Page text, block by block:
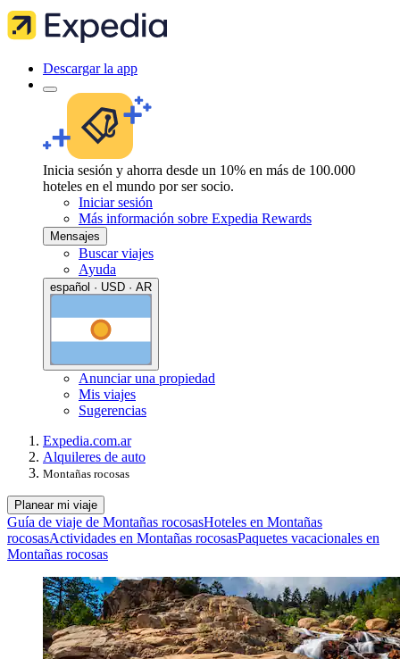
Descargar la app
Inicia sesión y ahorra desde un 10% en más de 100.000
hoteles en el mundo por ser socio.
Iniciar sesión
Más información sobre Expedia Rewards
Mensajes
Buscar viajes
Ayuda
español · USD · AR
Anunciar una propiedad
Mis viajes
Sugerencias
Expedia.com.ar
Alquileres de auto
Montañas rocosas
Planear mi viaje
Guía de viaje de Montañas rocosasHoteles en Montañas
rocosasActividades en Montañas rocosasPaquetes vacacionales en
Montañas rocosas